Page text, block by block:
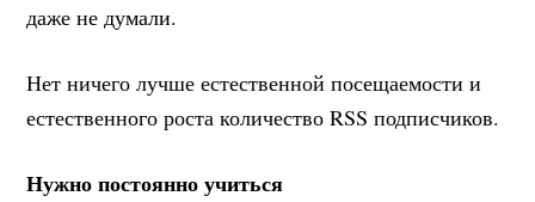
даже не думали.
Нет ничего лучше естественной посещаемости и
естественного роста количество RSS подписчиков.
Нужно постоянно учиться